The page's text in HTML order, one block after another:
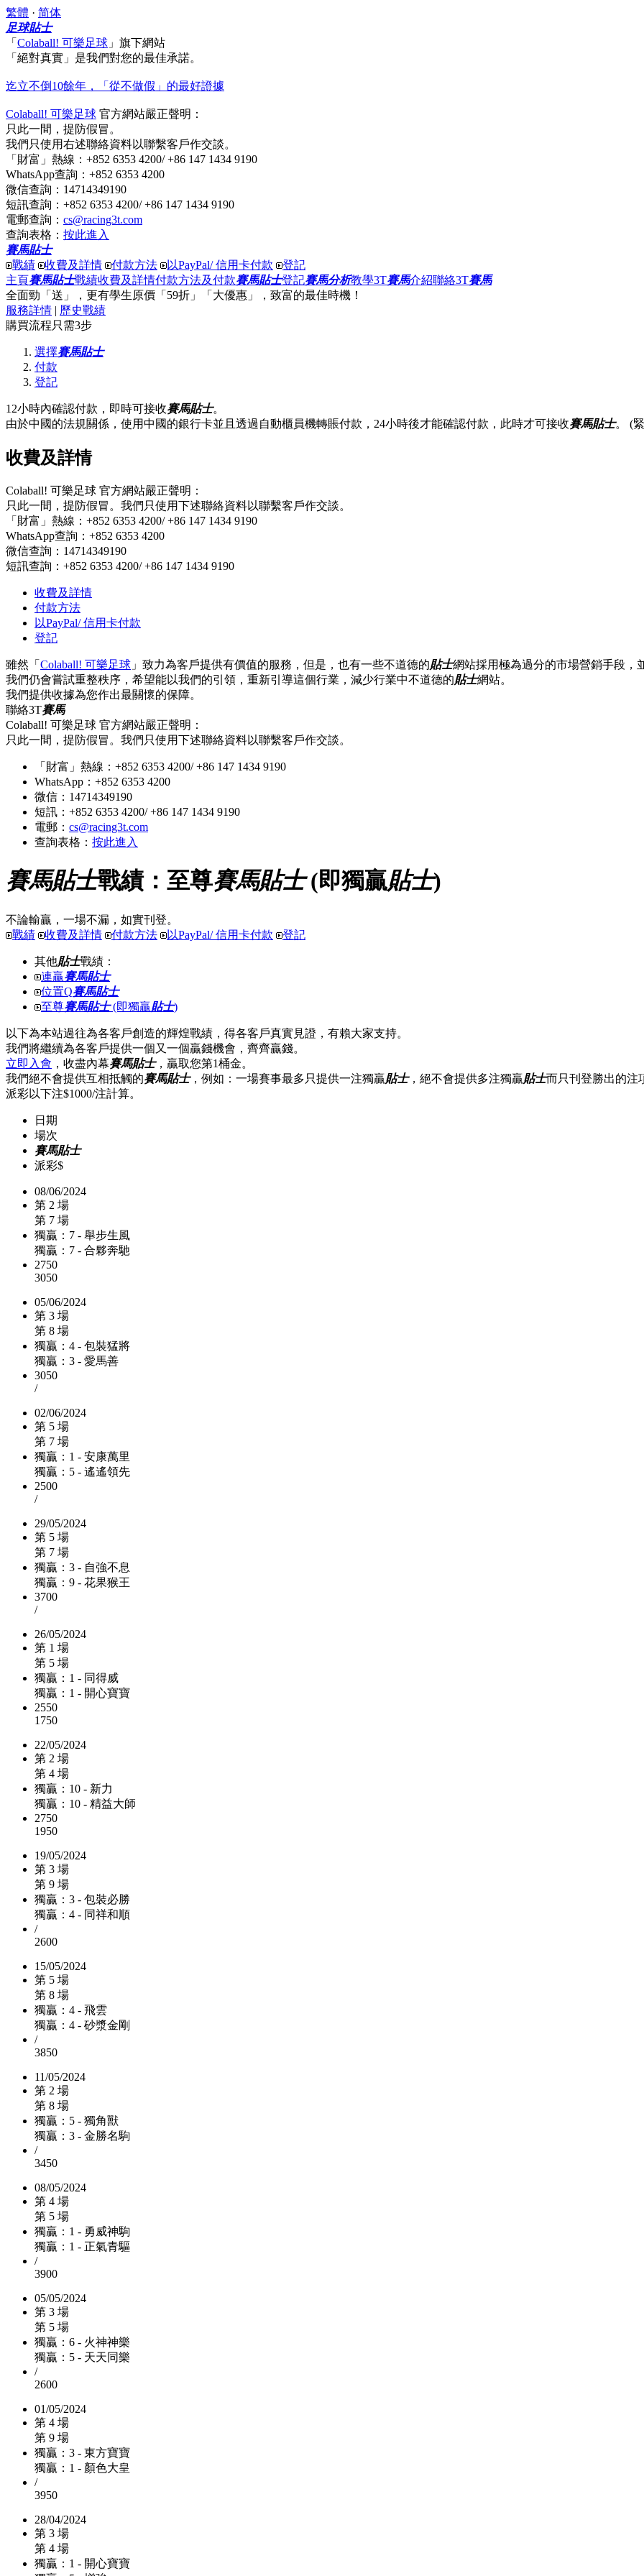
繁體 · 简体
足球貼士
「 Colaball! 可樂足球 」 旗下網站
「絕對真實」 是我們對您的最佳承諾。
迄立不倒10餘年，「從不做假」的最好證據
Colaball! 可樂足球 官方網站嚴正聲明：
只此一間，提防假冒。
我們只使用右述聯絡資料以聯繫客戶作交談。
「財富」熱線 ：+852 6353 4200/ +86 147 1434 9190
WhatsApp查詢 ：+852 6353 4200
微信查詢 ：14714349190
短訊查詢 ：+852 6353 4200/ +86 147 1434 9190
電郵查詢 ： cs@racing3t.com
查詢表格 ： 按此進入
賽馬貼士
戰績
收費及詳情 付款方法 以PayPal/ 信用卡付款
登記
主頁賽馬貼士戰績收費及詳情付款方法及付款賽馬貼士登記賽馬分析教學3T賽馬介紹聯絡3T賽馬
全面勁「送」
，更有學生原價「59折」「大優惠」 ， 致富的最佳時機！
服務詳情 | 歷史戰績
購買流程只需3步
選擇賽馬貼士
付款
登記
12小時內確認付款，即時可接收賽馬貼士。
由於中國的法規關係，使用中國的銀行卡並且透過自動櫃員機轉賬付款，24小時後才能確認付款，此時才可接收賽馬貼士。 (
收費及詳情
Colaball! 可樂足球 官方網站嚴正聲明：
只此一間，提防假冒。我們只使用下述聯絡資料以聯繫客戶作交談。
「財富」熱線：+852 6353 4200/ +86 147 1434 9190
WhatsApp查詢：+852 6353 4200
微信查詢：14714349190
短訊查詢：+852 6353 4200/ +86 147 1434 9190
收費及詳情
付款方法
以PayPal/ 信用卡付款
登記
雖然「 Colaball! 可樂足球 」致力為客戶提供有價值的服務，但是，也有一些不道德的貼士網站採用極為過分的市場營銷手段，
我們仍會嘗試重整秩序，希望能以我們的引領，重新引導這個行業，減少行業中不道德的貼士網站。
我們提供收據為您作出最關懷的保障。
聯絡3T賽馬
Colaball! 可樂足球 官方網站嚴正聲明：
只此一間，提防假冒。我們只使用下述聯絡資料以聯繫客戶作交談。
「財富」熱線：+852 6353 4200/ +86 147 1434 9190
WhatsApp：+852 6353 4200
微信：14714349190
短訊：+852 6353 4200/ +86 147 1434 9190
電郵： cs@racing3t.com
查詢表格： 按此進入
賽馬貼士戰績：至尊賽馬貼士(即獨贏貼士)
不論輸贏，一場不漏，如實刊登。
戰績
收費及詳情 付款方法 以PayPal/ 信用卡付款 登記
其他貼士戰績：
連贏賽馬貼士
位置Q賽馬貼士
至尊賽馬貼士(即獨贏貼士)
以下為本站過往為各客戶創造的輝煌戰績，得各客戶真實見證，有賴大家支持。
我們將繼續為各客戶提供一個又一個贏錢機會，齊齊贏錢。
立即入會 ，收盡內幕賽馬貼士，贏取您第1桶金。
我們絕不會提供互相抵觸的賽馬貼士，例如：一場賽事最多只提供一注獨贏貼士，絕不會提供多注獨贏貼士而只刊登勝出的注
派彩以下注$1000/注計算。
日期
場次
賽馬貼士
派彩$
08/06/2024
第 2 場
第 7 場
獨贏：7 - 舉步生風
獨贏：7 - 合夥奔馳
2750
3050
05/06/2024
第 3 場
第 8 場
獨贏：4 - 包裝猛將
獨贏：3 - 愛馬善
3050
/
02/06/2024
第 5 場
第 7 場
獨贏：1 - 安康萬里
獨贏：5 - 遙遙領先
2500
/
29/05/2024
第 5 場
第 7 場
獨贏：3 - 自強不息
獨贏：9 - 花果猴王
3700
/
26/05/2024
第 1 場
第 5 場
獨贏：1 - 同得威
獨贏：1 - 開心寶寶
2550
1750
22/05/2024
第 2 場
第 4 場
獨贏：10 - 新力
獨贏：10 - 精益大師
2750
1950
19/05/2024
第 3 場
第 9 場
獨贏：3 - 包裝必勝
獨贏：4 - 同祥和順
/
2600
15/05/2024
第 5 場
第 8 場
獨贏：4 - 飛雲
獨贏：4 - 砂漿金剛
/
3850
11/05/2024
第 2 場
第 8 場
獨贏：5 - 獨角獸
獨贏：3 - 金勝名駒
/
3450
08/05/2024
第 4 場
第 5 場
獨贏：1 - 勇威神駒
獨贏：1 - 正氣青驅
/
3900
05/05/2024
第 3 場
第 5 場
獨贏：6 - 火神神樂
獨贏：5 - 天天同樂
/
2600
01/05/2024
第 4 場
第 9 場
獨贏：3 - 東方寶寶
獨贏：1 - 顏色大皇
/
3950
28/04/2024
第 3 場
第 4 場
獨贏：1 - 開心寶寶